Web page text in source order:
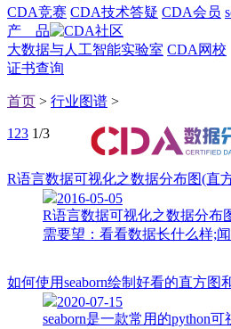
CDA竞赛 CDA技术答疑 CDA会员
产 品
大数据与人工智能实验室 CDA网校
证书查询
首页 > 行业图谱 >
1 23 1/3
R语言数据可视化之数据分布图(直
2016-05-05
R语言数据可视化之数据分布
需要望：看看数据长什么样;
如何使用seaborn绘制好看的直方图
2020-07-15
seaborn是一款常用的python